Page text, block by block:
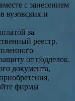
с занесением
вузовских и
за
реестр.
от подделок.
документа,
фирмы